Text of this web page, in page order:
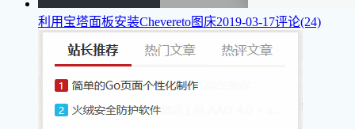
利用宝塔面板安装Chevereto图床2019-03-17评论(24)